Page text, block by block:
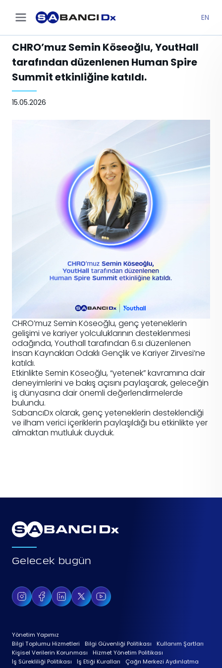
EN
CHRO’muz Semin Köseoğlu, YoutHall
tarafından düzenlenen Human Spire
Summit etkinliğine katıldı.
15.05.2026
CHRO’muz Semin Köseoğlu, genç yeteneklerin
gelişimi ve kariyer yolculuklarının desteklenmesi
odağında, Youthall tarafından 6.sı düzenlenen
İnsan Kaynakları Odaklı Gençlik ve Kariyer Zirvesi’ne
katıldı.
Etkinlikte Semin Köseoğlu, “yetenek” kavramına dair
deneyimlerini ve bakış açısını paylaşarak, geleceğin
iş dünyasına dair önemli değerlendirmelerde
bulundu.
SabancıDx olarak, genç yeteneklerin desteklendiği
ve ilham verici içeriklerin paylaşıldığı bu etkinlikte yer
almaktan mutluluk duyduk.
Gelecek bugün
Bilgi Toplumu Hizmetleri Bilgi Güvenliği Politikası
Kullanım Şartları
Kişisel Verilerin Korunması
Hizmet Yönetim Politikası
İş Sürekliliği Politikası
İş Etiği Kuralları Çağrı Merkezi Aydınlatma
Yönetim Yapımız